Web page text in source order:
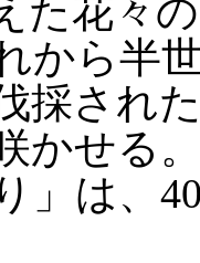
た花々
から半
採され
かせる
」は、